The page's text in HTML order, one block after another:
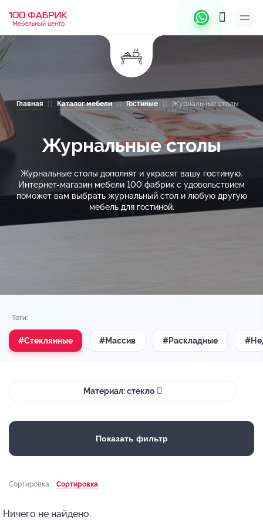
Мебельный центр
Главная Каталог мебели Гостиные Журнальные столы
Журнальные столы
Журнальные столы дополнят и украсят вашу гостиную.
Интернет-магазин мебели 100 фабрик с удовольствием
поможет вам выбрать журнальный стол и любую другую
мебель для гостиной.
Теги:
#Стеклянные #Массив #Раскладные
Материал: стекло
Показать фильтр
Сортировка: Сортировка
Ничего не найдено.